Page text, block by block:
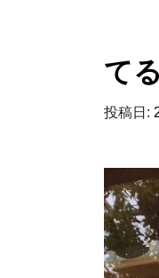
て
投稿日: